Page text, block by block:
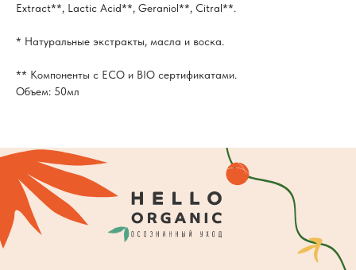
Extract**, Lactic Acid**, Geraniol**, Citral**.
* Натуральные экстракты, масла и воска.
** Компоненты с ECO и BIO сертификатами.
Объем: 50мл